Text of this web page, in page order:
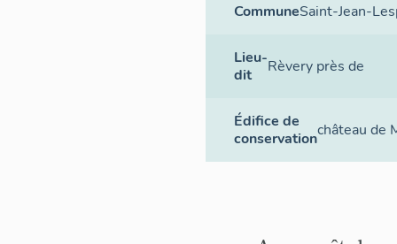
CommuneSaint-Jean-
Lieu-
dit
Rèvery près de
Édifice de
conservationchâteau de